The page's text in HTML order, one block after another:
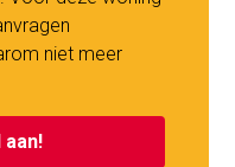
A
niet meer